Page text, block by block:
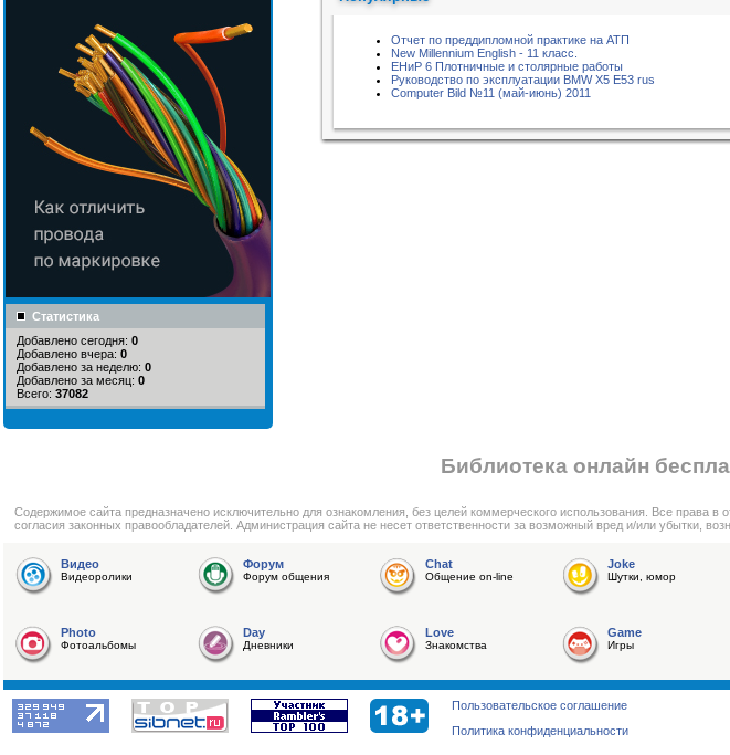
Статистика
Добавлено сегодня: 0
Добавлено вчера: 0
Добавлено за неделю: 0
Добавлено за месяц: 0
Всего: 37082
Отчет по преддипломной практике на АТП
New Millennium English - 11 класс.
ЕНиР 6 Плотничные и столярные работы
Руководство по эксплуатации BMW X5 E53 rus
Computer Bild №11 (май-июнь) 2011
Библиотека онлайн
Cодержимое сайта предназначено исключительно для ознакомления, без целей коммерческого использования. Все
согласия законных правообладателей. Администрация сайта не несет ответственности за возможный вред и/или убытки,
Видео
Видеоролики
Форум
Форум общения
Chat
Общение on-line
Joke
Шутки, юмор
Photo
Фотоальбомы
Day
Дневники
Love
Знакомства
Game
Игры
Пользовательское соглашение
Политика конфиденциальности